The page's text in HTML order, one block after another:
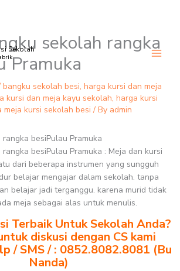
Sekolah
sekolah rangka
Pramuka
bangku sekolah besi, harga kursi dan meja
kursi dan meja kayu sekolah, harga kursi
meja kursi sekolah besi / By admin
besiPulau Pramuka
besiPulau Pramuka : Meja dan kursi
dari beberapa instrumen yang sungguh
belajar mengajar dalam sekolah. tanpa
belajar jadi terganggu. karena murid tidak
meja sebagai alas untuk menulis.
Terbaik Untuk Sekolah Anda?
diskusi dengan CS kami
/ SMS / : 0852.8082.8081 (Bu
Nanda)